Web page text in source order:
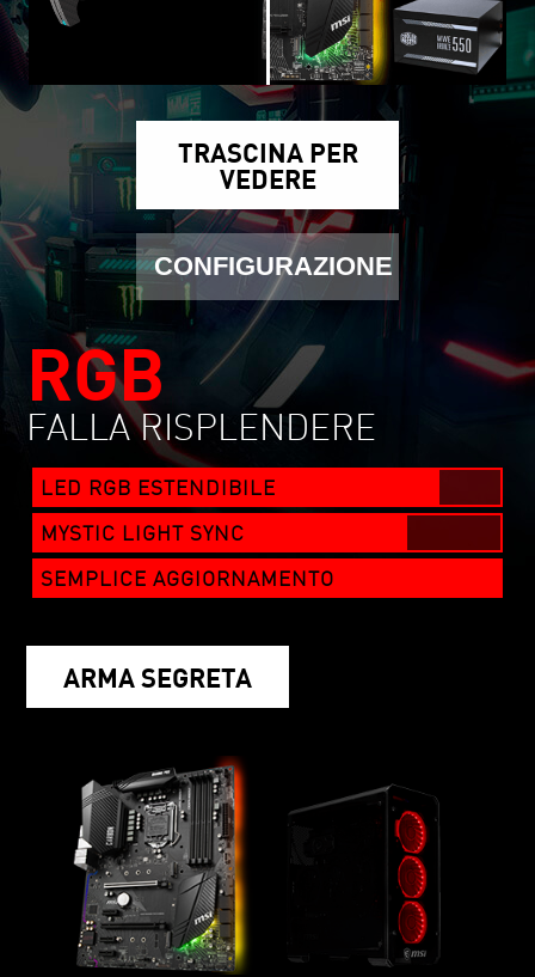
TRASCINA PER
VEDERE
CONFIGURAZIONE
RGB
FALLA RISPLENDERE
LED RGB ESTENDIBILE
MYSTIC LIGHT SYNC
SEMPLICE AGGIORNAMENTO
ARMA SEGRETA